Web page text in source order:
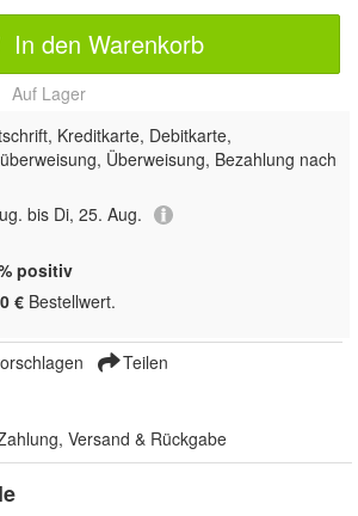
In den Warenkorb
Auf Lager
Kreditkarte, Debitkarte,
Überweisung, Bezahlung nach
bis Di, 25. Aug.
positiv
€ Bestellwert.
Teilen
Versand & Rückgabe